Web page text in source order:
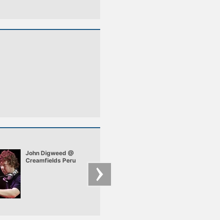
John Digweed @
Creamfields Peru